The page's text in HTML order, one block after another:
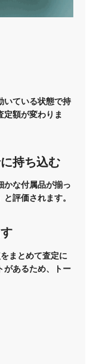
いている状態で持
定額が変わりま
持ち込む
かな付属品が揃っ
評価されます。
まとめて査定に
があるため、トー